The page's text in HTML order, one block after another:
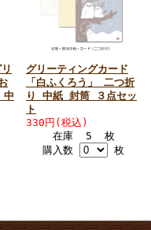
中
グリーティングカード
「白ふくろう」 二つ折
り 中紙 封筒 ３点セッ
ト
330円(税込)
在庫 5 枚
購入数
枚